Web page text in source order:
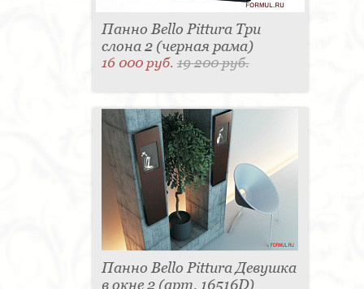
Панно Bello Pittura Три
слона 2 (черная рама)
16 000 руб.19 200 руб.
Панно Bello Pittura Девушка
в окне 2 (арт. 16516D)